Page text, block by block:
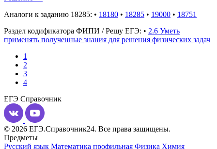
Аналоги к заданию 18285: • 18180 • 18285 • 19000 • 18751
Раздел кодификатора ФИПИ / Решу ЕГЭ: • 2.6 Уметь
применять полученные знания для решения физических задач
1
2
3
4
ЕГЭ Справочник
© 2026 ЕГЭ.Справочник24. Все права защищены.
Предметы
Русский язык Математика профильная Физика Химия